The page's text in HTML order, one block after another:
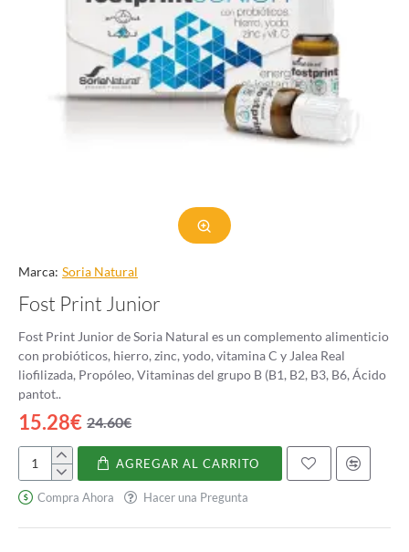
Marca: Soria Natural
Fost Print Junior
Fost Print Junior de Soria Natural es un complemento alimenticio
con probióticos, hierro, zinc, yodo, vitamina C y Jalea Real
liofilizada, Propóleo, Vitaminas del grupo B (B1, B2, B3, B6, Ácido
pantot..
15.28€ 24.60€
Fost
Print
Junior
AGREGAR AL CARRITO
Compra Ahora Hacer una Pregunta